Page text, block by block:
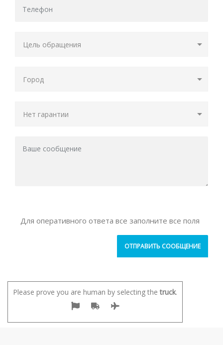
Для оперативного ответа все заполните все поля
Please prove you are human by selecting the truck.